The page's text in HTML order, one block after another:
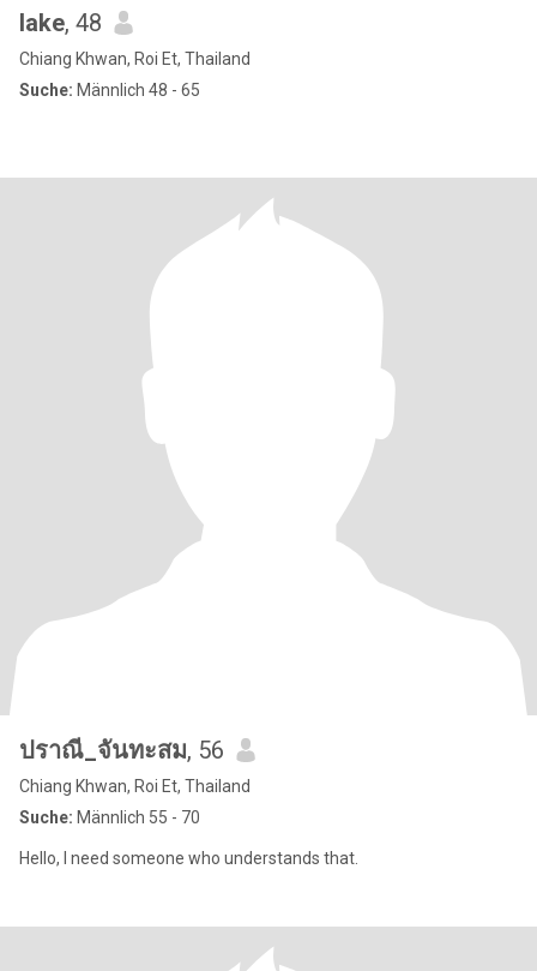
lake, 48
Chiang Khwan, Roi Et, Thailand
Suche: Männlich 48 - 65
ปราณี_จันทะสม, 56
Chiang Khwan, Roi Et, Thailand
Suche: Männlich 55 - 70
Hello, I need someone who understands that.